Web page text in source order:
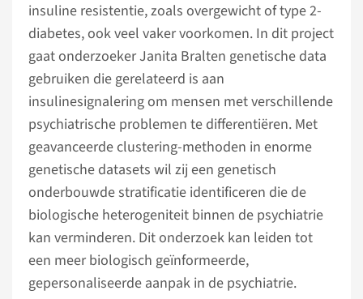
insuline resistentie, zoals overgewicht of type 2-
diabetes, ook veel vaker voorkomen. In dit project
gaat onderzoeker Janita Bralten genetische data
gebruiken die gerelateerd is aan
insulinesignalering om mensen met verschillende
psychiatrische problemen te differentiëren. Met
geavanceerde clustering-methoden in enorme
genetische datasets wil zij een genetisch
onderbouwde stratificatie identificeren die de
biologische heterogeniteit binnen de psychiatrie
kan verminderen. Dit onderzoek kan leiden tot
een meer biologisch geïnformeerde,
gepersonaliseerde aanpak in de psychiatrie.